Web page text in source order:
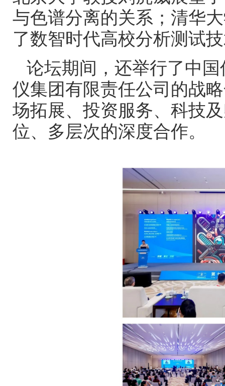
与色谱分离的关系；清华
了数智时代高校分析测试
论坛期间，还举行了中
仪集团有限责任公司的战
场拓展、投资服务、科技
位、多层次的深度合作。